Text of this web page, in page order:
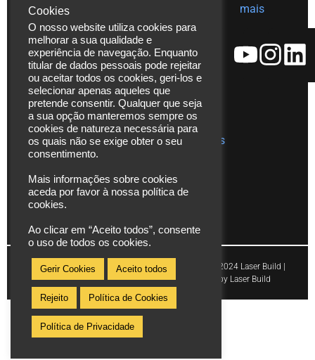
229 480
271
Fax. (+351)
229 480
272
*chamada
para rede
fixa
nacional
info@laserbuild.pt
area.electrica2000@gmail.com
Ajudas
Catálogos
Vídeos
Assistência
Técnica
Publicações
mais
Copyright © 2024 Laser Build |
Powered by Laser Build
Cookies
O nosso website utiliza cookies para
melhorar a sua qualidade e
experiência de navegação. Enquanto
titular de dados pessoais pode rejeitar
ou aceitar todos os cookies, geri-los e
selecionar apenas aqueles que
pretende consentir. Qualquer que seja
a sua opção manteremos sempre os
cookies de natureza necessária para
os quais não se exige obter o seu
consentimento.
Mais informações sobre cookies
aceda por favor à nossa política de
cookies.
Ao clicar em “Aceito todos”, consente
o uso de todos os cookies.
Gerir Cookies Aceito todos
Rejeito Política de Cookies
Política de Privacidade